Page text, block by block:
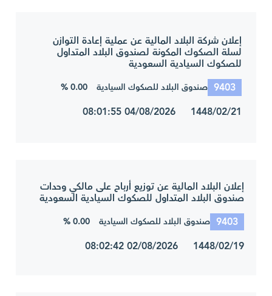
إعلان شركة البلاد المالية عن عملية إعادة التوازن
لسلة الصكوك المكونة لصندوق البلاد المتداول
للصكوك السيادية السعودية
9403 صندوق البلاد للصكوك السيادية 0.00 %
1448/02/21 04/08/2026 08:01:55
إعلان البلاد المالية عن توزيع أرباح على مالكي وحدات
صندوق البلاد المتداول للصكوك السيادية السعودية
9403 صندوق البلاد للصكوك السيادية 0.00 %
1448/02/19 02/08/2026 08:02:42